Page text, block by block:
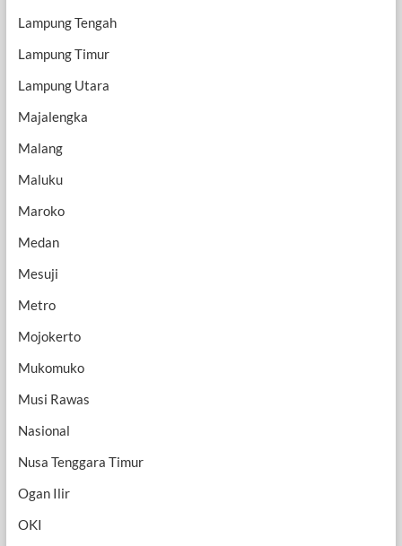
Lampung Tengah
Lampung Timur
Lampung Utara
Majalengka
Malang
Maluku
Maroko
Medan
Mesuji
Metro
Mojokerto
Mukomuko
Musi Rawas
Nasional
Nusa Tenggara Timur
Ogan Ilir
OKI